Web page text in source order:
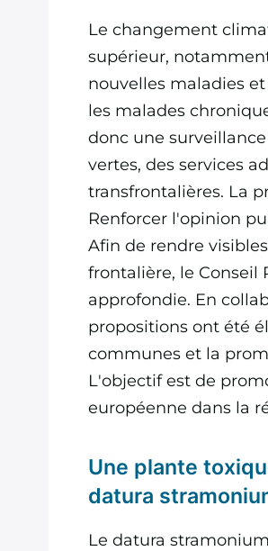
Le changement
supérieur,
nouvelles maladies
les malades
donc une
vertes, des services
transfrontalières. La
Renforcer l'opinion
Afin de rendre
frontalière, le
approfondie. En
propositions ont été
communes et la
L'objectif est de
européenne dans la
Une plante
datura
Le datura